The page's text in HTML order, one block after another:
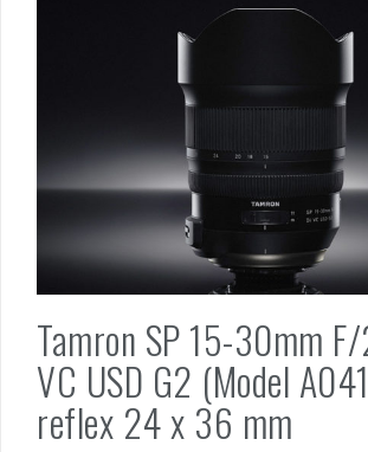
Tamron SP 15-30mm
VC USD G2 (Model
reflex 24 x 36 mm